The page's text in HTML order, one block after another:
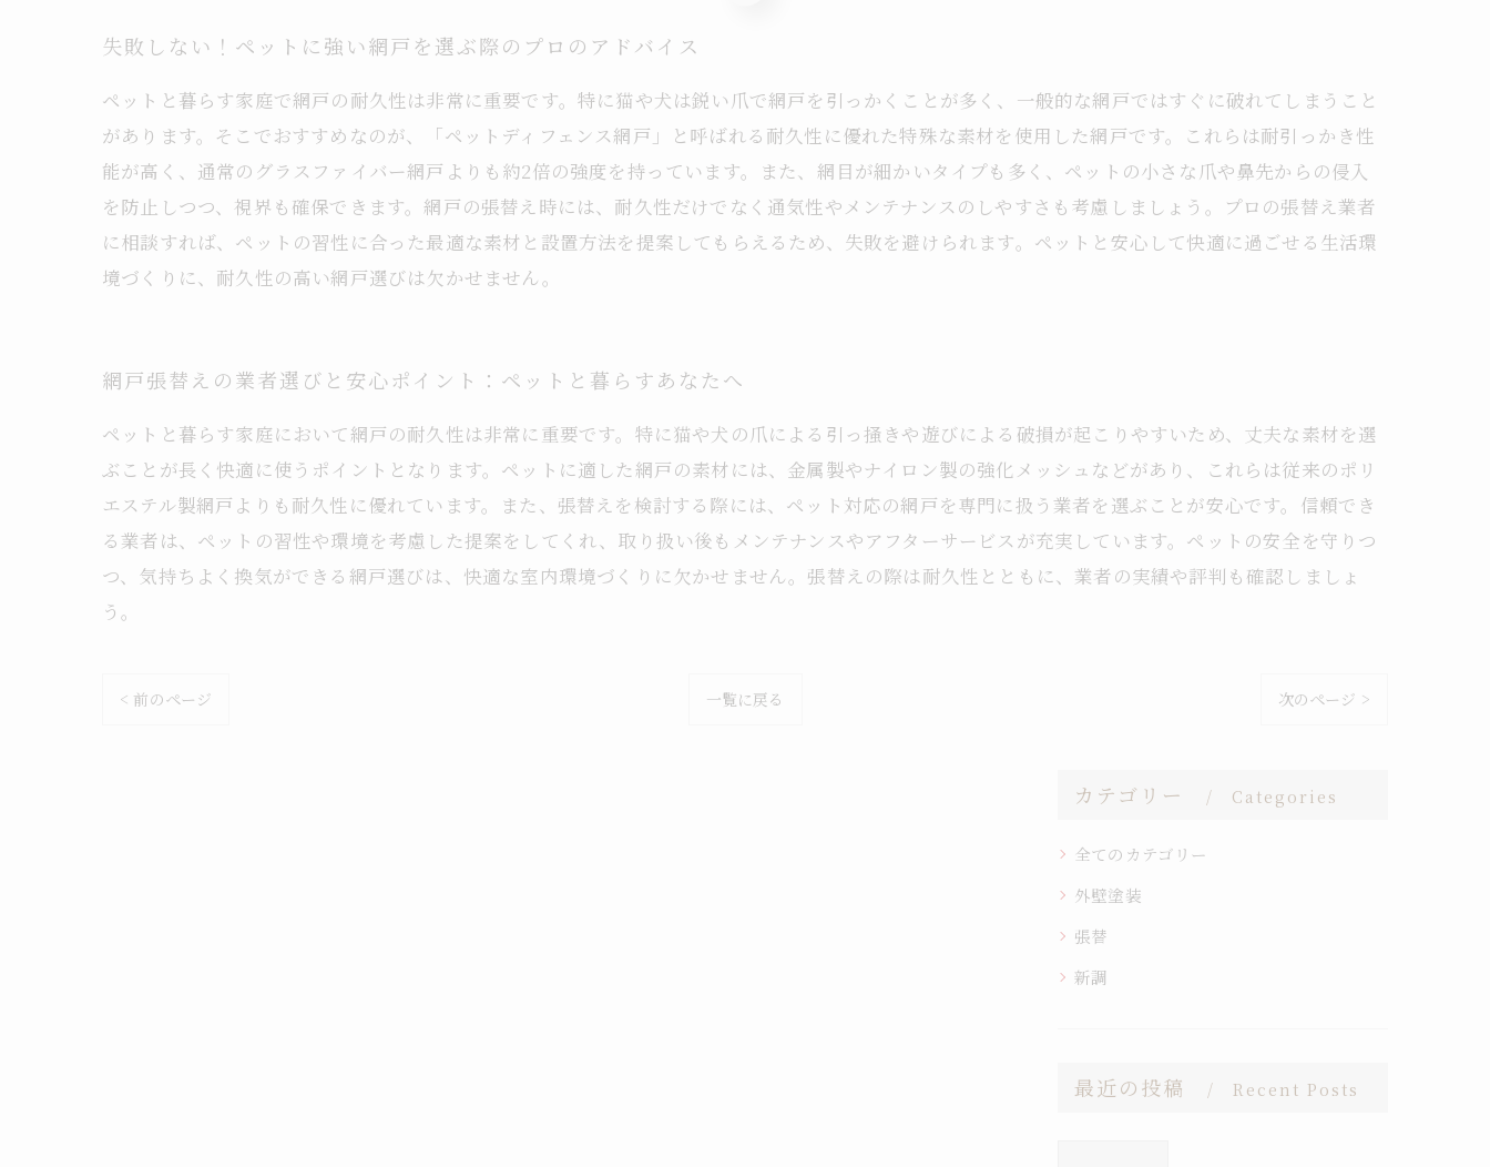
失敗しない！ペットに強い網戸を選ぶ際のプロのアドバイス
ペットと暮らす家庭で網戸の耐久性は非常に重要です。特に猫や犬は鋭い爪で網戸を引っかくことが多く、一般的な網戸ではすぐに破れてしまうこと
があります。そこでおすすめなのが、「ペットディフェンス網戸」と呼ばれる耐久性に優れた特殊な素材を使用した網戸です。これらは耐引っかき性
能が高く、通常のグラスファイバー網戸よりも約2倍の強度を持っています。また、網目が細かいタイプも多く、ペットの小さな爪や鼻先からの侵入
を防止しつつ、視界も確保できます。網戸の張替え時には、耐久性だけでなく通気性やメンテナンスのしやすさも考慮しましょう。プロの張替え業者
に相談すれば、ペットの習性に合った最適な素材と設置方法を提案してもらえるため、失敗を避けられます。ペットと安心して快適に過ごせる生活環
境づくりに、耐久性の高い網戸選びは欠かせません。
網戸張替えの業者選びと安心ポイント：ペットと暮らすあなたへ
ペットと暮らす家庭において網戸の耐久性は非常に重要です。特に猫や犬の爪による引っ掻きや遊びによる破損が起こりやすいため、丈夫な素材を選
ぶことが長く快適に使うポイントとなります。ペットに適した網戸の素材には、金属製やナイロン製の強化メッシュなどがあり、これらは従来のポリ
エステル製網戸よりも耐久性に優れています。また、張替えを検討する際には、ペット対応の網戸を専門に扱う業者を選ぶことが安心です。信頼でき
る業者は、ペットの習性や環境を考慮した提案をしてくれ、取り扱い後もメンテナンスやアフターサービスが充実しています。ペットの安全を守りつ
つ、気持ちよく換気ができる網戸選びは、快適な室内環境づくりに欠かせません。張替えの際は耐久性とともに、業者の実績や評判も確認しましょ
う。
< 前のページ 一覧に戻る 次のページ >
カテゴリー Categories
全てのカテゴリー
外壁塗装
張替
新調
最近の投稿 Recent Posts